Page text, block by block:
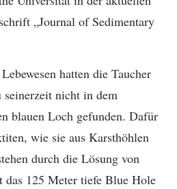
„Journal of Sedimentary
hatten die Taucher
seinerzeit nicht in dem
blauen Loch gefunden. Dafür
wie sie aus Karsthöhlen
durch die Lösung von
das 125 Meter tiefe Blue Hole